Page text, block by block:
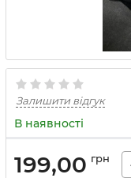
Залишити відгук
В наявності
199,00 грн